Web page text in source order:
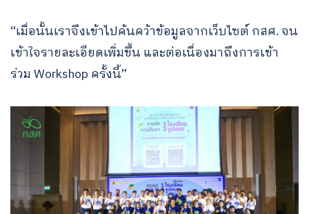
“เมื่อนั้นเราจึงเข้าไปค้นคว้าข้อมูลจากเว็บไซต์ กสศ. จน
เข้าใจรายละเอียดเพิ่มขึ้น และต่อเนื่องมาถึงการเข้า
ร่วม Workshop ครั้งนี้”